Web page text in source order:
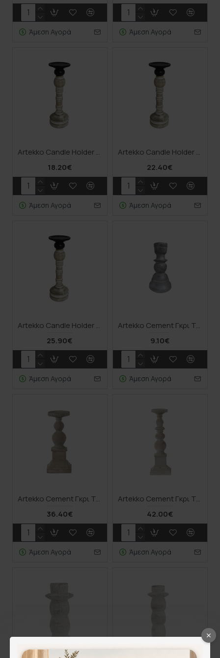
Άμεση Αγορά Άμεση Αγορά
Artekko Candle Holder Ξύλινο Κηροπήγιο σε Λευκή Πατίνα (10x10x31)cm
18.20€
Άμεση Αγορά
Artekko Candle Holder Ξύλινο Κηροπήγιο σε Λευκή Πατίνα (10x10x37.5)cm
22.40€
Άμεση Αγορά
Artekko Candle Holder Ξύλινο Κηροπήγιο σε Λευκή Πατίνα (10x10x41.5)cm
25.90€
Άμεση Αγορά
Artekko Cement Γκρι Τσιμεντένιο Κηροπήγιο (13x13x24)cm
9.10€
Άμεση Αγορά
Artekko Cement Γκρι Τσιμεντένιο Κηροπήγιο (15x15x36)cm
36.40€
Άμεση Αγορά
Artekko Cement Γκρι Τσιμεντένιο Κηροπήγιο (16.5x16.5x51)cm
42.00€
Άμεση Αγορά